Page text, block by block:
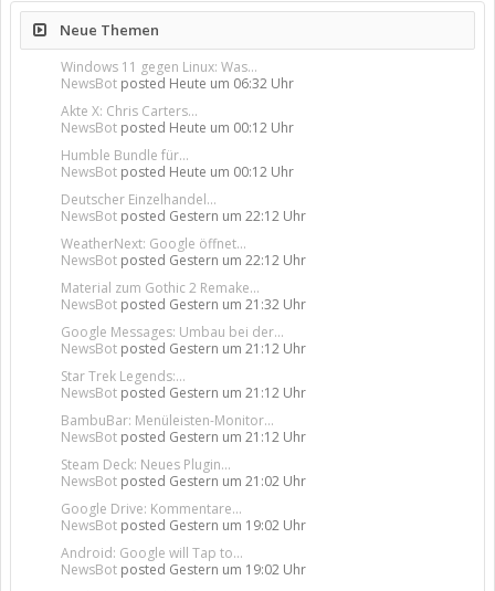
Neue Themen
Windows 11 gegen Linux: Was...
NewsBot posted Heute um 06:32 Uhr
Akte X: Chris Carters...
NewsBot posted Heute um 00:12 Uhr
Humble Bundle für...
NewsBot posted Heute um 00:12 Uhr
Deutscher Einzelhandel...
NewsBot posted Gestern um 22:12 Uhr
WeatherNext: Google öffnet...
NewsBot posted Gestern um 22:12 Uhr
Material zum Gothic 2 Remake...
NewsBot posted Gestern um 21:32 Uhr
Google Messages: Umbau bei der...
NewsBot posted Gestern um 21:12 Uhr
Star Trek Legends:...
NewsBot posted Gestern um 21:12 Uhr
BambuBar: Menüleisten-Monitor...
NewsBot posted Gestern um 21:12 Uhr
Steam Deck: Neues Plugin...
NewsBot posted Gestern um 21:02 Uhr
Google Drive: Kommentare...
NewsBot posted Gestern um 19:02 Uhr
Android: Google will Tap to...
NewsBot posted Gestern um 19:02 Uhr